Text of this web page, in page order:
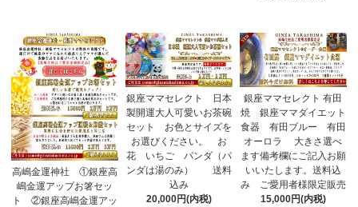
高嶋金運神社 ①銀座高
嶋金運アップお箸セッ
ト ②銀座高嶋金運アッ
銀座ママセレクト 日本
製開運大人可愛いお茶碗
セット お色とサイズを
お選びください。 お
花 いちご パンダ（パ
ンダは湯のみ） 送料
込み
20,000円(内税)
銀座ママセレクト 有田
焼 銀座ママダイエット
食器 有田ブルー 有田
オーロラ 大きさ選べ
ます備考欄にご記入お願
いいたします。送料込
み ご愛用者様限定販売
15,000円(内税)